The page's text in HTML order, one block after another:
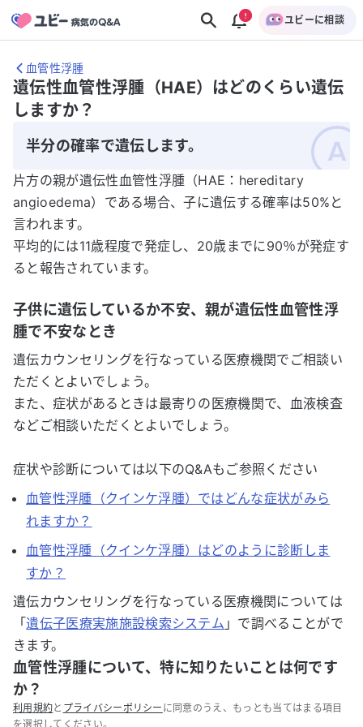
ユビーに相談
血管性浮腫
遺伝性血管性浮腫（HAE）はどのくらい遺伝
しますか？
半分の確率で遺伝します。
片方の親が遺伝性血管性浮腫（HAE：hereditary
angioedema）である場合、子に遺伝する確率は50%と
言われます。
平均的には11歳程度で発症し、20歳までに90％が発症す
ると報告されています。
子供に遺伝しているか不安、親が遺伝性血管性浮
腫で不安なとき
遺伝カウンセリングを行なっている医療機関でご相談い
ただくとよいでしょう。
また、症状があるときは最寄りの医療機関で、血液検査
などご相談いただくとよいでしょう。
症状や診断については以下のQ&Aもご参照ください
血管性浮腫（クインケ浮腫）ではどんな症状がみら
れますか？
血管性浮腫（クインケ浮腫）はどのように診断しま
すか？
遺伝カウンセリングを行なっている医療機関については
「遺伝子医療実施施設検索システム 」で調べることがで
きます。
血管性浮腫について、特に知りたいことは何です
か？
利用規約と プライバシーポリシー に同意のうえ、もっとも当てはまる項目
を選択してください。